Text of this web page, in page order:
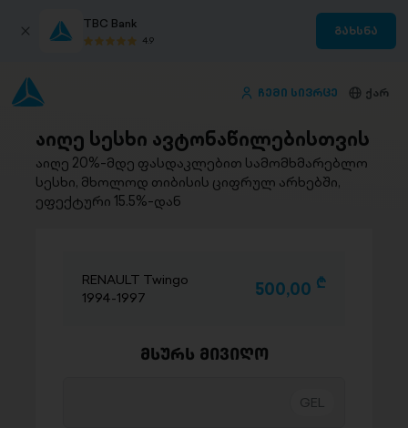
TBC Bank
4.9
გახსნა
ჩემი სივრცე ქარ
აიღე სესხი ავტონაწილებისთვის
აიღე 20%-მდე ფასდაკლებით სამომხმარებლო
სესხი, მხოლოდ თიბისის ციფრულ არხებში,
ეფექტური 15.5%-დან
RENAULT Twingo
1994-1997
500,00 D
მსურს მივიღო